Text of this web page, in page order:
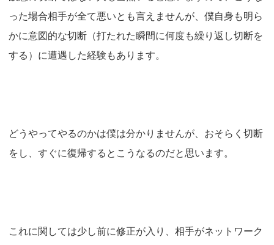
った場合相手が全て悪いとも言えませんが、僕自身も明ら
かに意図的な切断（打たれた瞬間に何度も繰り返し切断を
する）に遭遇した経験もあります。
どうやってやるのかは僕は分かりませんが、おそらく切断
をし、すぐに復帰するとこうなるのだと思います。
これに関しては少し前に修正が入り、相手がネットワーク